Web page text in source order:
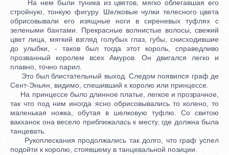
На нем были туника из цветов, мягко облегавшая его
стройную, тонкую фигуру. Шелковые чулки телесного цвета
обрисовывали его изящные ноги в сиреневых туфлях с
зелеными бантами. Прекрасные волнистые волосы, свежий
цвет лица, мягкий взгляд голубых глаз, губы, снисходившие
до улыбки, - таков был тогда этот король, справедливо
прозванный королем всех Амуров. Он двигался легко и
плавно, точно парил.
Это был блистательный выход. Следом появился граф де
Сент-Эньян, видимо, спешивший к королю или принцессе.
На принцессе было длинное платье, легкое и прозрачное,
так что под ним иногда ясно обрисовывались то колено, то
маленькая ножка, обутая в шелковую туфлю. Со свитою
вакханок она весело приближалась к месту, где должна была
танцевать.
Рукоплескания продолжались так долго, что граф успел
подойти к королю, стоявшему в танцевальной позиции.